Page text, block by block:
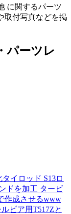
に関するパーツ
取付写真などを掲
パーツレ
イロッド S13ロ
ドを加工 タービ
作成させるwww
ビア用T517Zと